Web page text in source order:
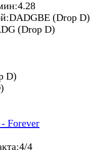
4.28
DADGBE (Drop D)
(Drop D)
D)
Forever
4/4